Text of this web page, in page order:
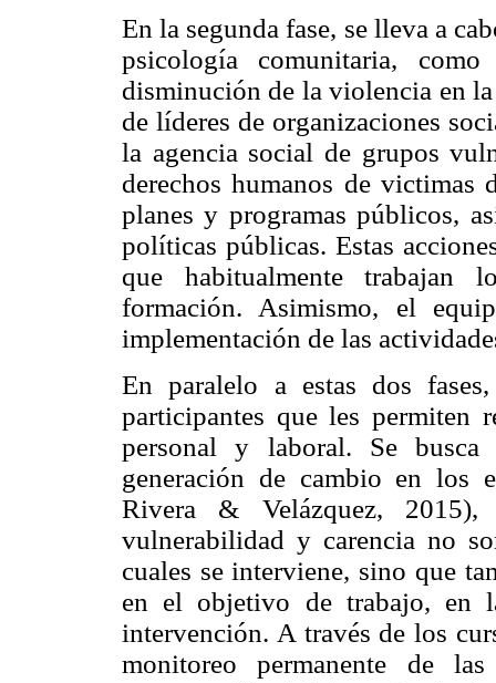
En la segunda fase, se lleva a
psicología comunitaria,
disminución de la violencia en
de líderes de organizaciones
la agencia social de grupos
derechos humanos de
planes y programas públicos,
políticas públicas. Estas
que habitualmente trabajan
formación. Asimismo, el
implementación de las
En paralelo a estas dos
participantes que les permiten
personal y laboral. Se
generación de cambio en los
Rivera & Velázquez,
vulnerabilidad y carencia no
cuales se interviene, sino que
en el objetivo de trabajo, en
intervención. A través de los
monitoreo permanente de